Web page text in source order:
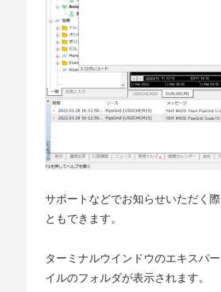
サポートなどでお知らせいただく
ともできます。
ターミナルウインドウのエキスパ
イルのフォルダが表示されます。